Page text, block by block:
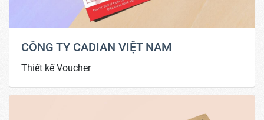
CÔNG TY CADIAN VIỆT NAM
Thiết kế Voucher